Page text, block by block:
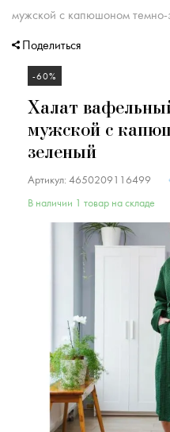
мужской с капюшоном темно-
Поделиться
-60%
Халат
мужской с
зеленый
Артикул: 4650209116499
В наличии 1 товар на складе